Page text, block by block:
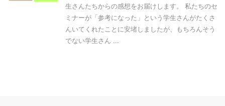
生さんたちからの感想をお届けします。 私たちのセ
ミナーが「参考になった」という学生さんがたくさ
んいてくれたことに安堵しましたが、もちろんそう
でない学生さん ...